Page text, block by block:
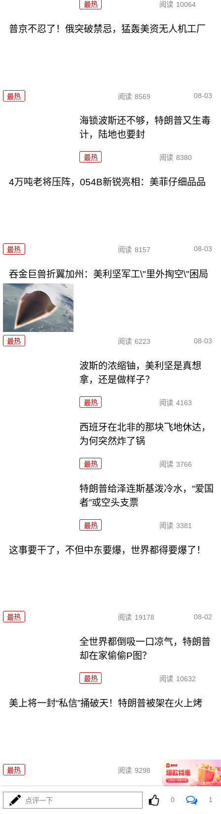
最热 阅读 10064
普京不忍了！俄突破禁忌，猛轰美资无人机工厂
最热 阅读 8569 08-03
海锁波斯还不够，特朗普又生毒
计，陆地也要封
最热 阅读 8380
4万吨老将压阵，054B新锐亮相：美菲仔细品品
最热 阅读 8157 08-03
吞金巨兽折翼加州：美利坚军工\"里外掏空\"困局
最热 阅读 6223 08-03
波斯的浓缩铀，美利坚是真想
拿，还是做样子？
最热 阅读 4163
西班牙在北非的那块飞地休达，
为何突然炸了锅
最热 阅读 3766
特朗普给泽连斯基泼冷水，“爱国
者”或空头支票
最热 阅读 3381
这事要干了，不但中东要爆，世界都得要爆了！
最热 阅读 19178 08-02
全世界都倒吸一口凉气，特朗普
却在家偷偷P图？
最热 阅读 10632
美上将一封“私信”捅破天！特朗普被架在火上烤
最热 阅读 9298 08-02
两大命门决定美国退无可退，伊
朗别再幻想了！
点评一下 0 1